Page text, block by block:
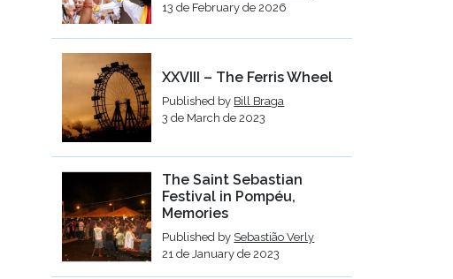
13 de February de 2026
XXVIII – The Ferris Wheel
Published by Bill Braga
3 de March de 2023
The Saint Sebastian
Festival in Pompéu,
Memories
Published by Sebastião Verly
21 de January de 2023